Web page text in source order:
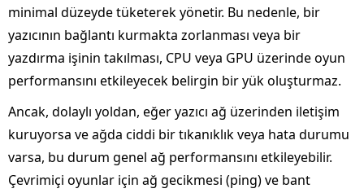
minimal düzeyde tüketerek yönetir. Bu nedenle, bir
yazıcının bağlantı kurmakta zorlanması veya bir
yazdırma işinin takılması, CPU veya GPU üzerinde oyun
performansını etkileyecek belirgin bir yük oluşturmaz.
Ancak, dolaylı yoldan, eğer yazıcı ağ üzerinden iletişim
kuruyorsa ve ağda ciddi bir tıkanıklık veya hata durumu
varsa, bu durum genel ağ performansını etkileyebilir.
Çevrimiçi oyunlar için ağ gecikmesi (ping) ve bant